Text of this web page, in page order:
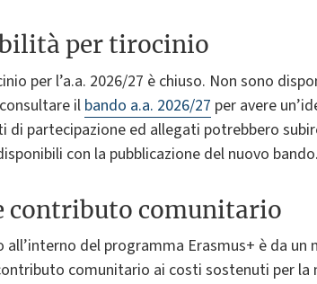
per tirocinio
per l’a.a. 2026/27 è chiuso. Non sono
ilbando a.a. 2026/27 per avere
partecipazione ed allegati potrebbero
con la pubblicazione del nuovo bando.
contributo comunitario
del programma Erasmus+ è da un
comunitario ai costi sostenuti per